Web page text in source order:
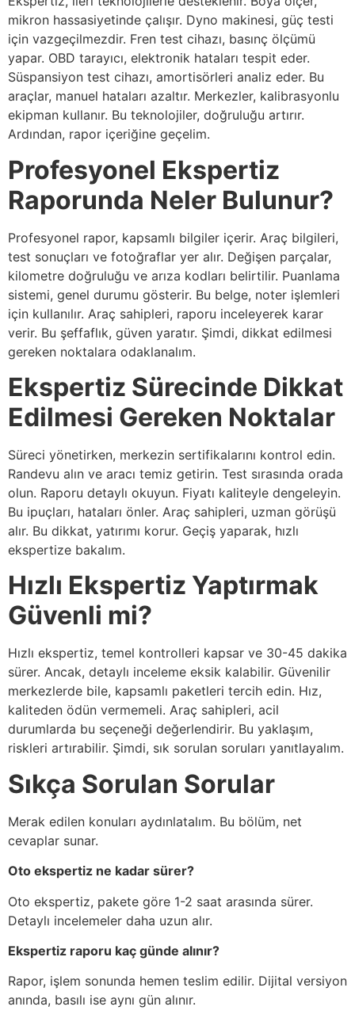
mikron hassasiyetinde çalışır. Dyno makinesi, güç testi
için vazgeçilmezdir. Fren test cihazı, basınç ölçümü
yapar. OBD tarayıcı, elektronik hataları tespit eder.
Süspansiyon test cihazı, amortisörleri analiz eder. Bu
araçlar, manuel hataları azaltır. Merkezler, kalibrasyonlu
ekipman kullanır. Bu teknolojiler, doğruluğu artırır.
Ardından, rapor içeriğine geçelim.
Profesyonel Ekspertiz
Raporunda Neler Bulunur?
Profesyonel rapor, kapsamlı bilgiler içerir. Araç bilgileri,
test sonuçları ve fotoğraflar yer alır. Değişen parçalar,
kilometre doğruluğu ve arıza kodları belirtilir. Puanlama
sistemi, genel durumu gösterir. Bu belge, noter işlemleri
için kullanılır. Araç sahipleri, raporu inceleyerek karar
verir. Bu şeffaflık, güven yaratır. Şimdi, dikkat edilmesi
gereken noktalara odaklanalım.
Ekspertiz Sürecinde Dikkat
Edilmesi Gereken Noktalar
Süreci yönetirken, merkezin sertifikalarını kontrol edin.
Randevu alın ve aracı temiz getirin. Test sırasında orada
olun. Raporu detaylı okuyun. Fiyatı kaliteyle dengeleyin.
Bu ipuçları, hataları önler. Araç sahipleri, uzman görüşü
alır. Bu dikkat, yatırımı korur. Geçiş yaparak, hızlı
ekspertize bakalım.
Hızlı Ekspertiz Yaptırmak
Güvenli mi?
Hızlı ekspertiz, temel kontrolleri kapsar ve 30-45 dakika
sürer. Ancak, detaylı inceleme eksik kalabilir. Güvenilir
merkezlerde bile, kapsamlı paketleri tercih edin. Hız,
kaliteden ödün vermemeli. Araç sahipleri, acil
durumlarda bu seçeneği değerlendirir. Bu yaklaşım,
riskleri artırabilir. Şimdi, sık sorulan soruları yanıtlayalım.
Sıkça Sorulan Sorular
Merak edilen konuları aydınlatalım. Bu bölüm, net
cevaplar sunar.
Oto ekspertiz ne kadar sürer?
Oto ekspertiz, pakete göre 1-2 saat arasında sürer.
Detaylı incelemeler daha uzun alır.
Ekspertiz raporu kaç günde alınır?
Rapor, işlem sonunda hemen teslim edilir. Dijital versiyon
anında, basılı ise aynı gün alınır.